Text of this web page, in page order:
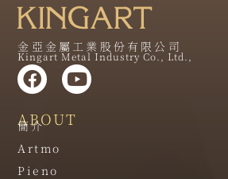
金亞金屬工業股份有限公司
Kingart Metal Industry Co., Ltd.,
ABOUT
簡介
Artmo
Pieno